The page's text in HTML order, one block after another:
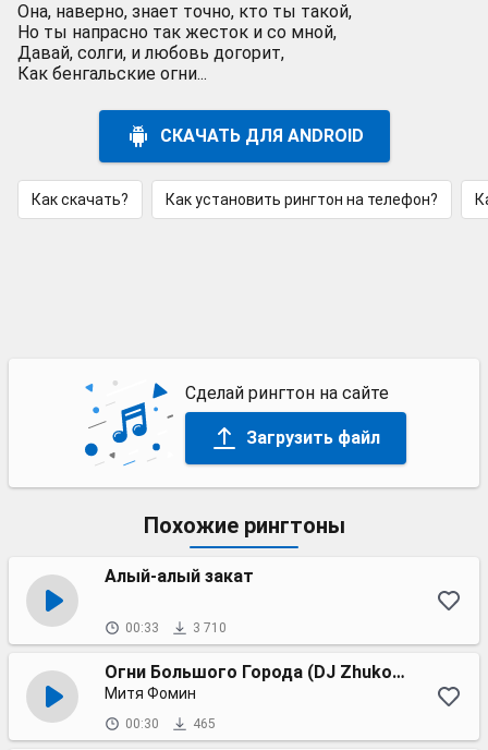
Она, наверно, знает точно, кто ты такой,
Но ты напрасно так жесток и со мной,
Давай, солги, и любовь догорит,
Как бенгальские огни...
СКАЧАТЬ ДЛЯ ANDROID
Как скачать? Как установить рингтон на телефон?
Сделай рингтон на сайте
Загрузить файл
Похожие рингтоны
Алый-алый закат
00:33 3 710
Огни Большого Города (DJ Zhukovsky Remix)
Митя Фомин
00:30 465